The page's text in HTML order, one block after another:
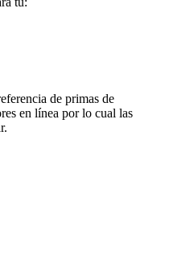
de primas de
en línea por lo cual las